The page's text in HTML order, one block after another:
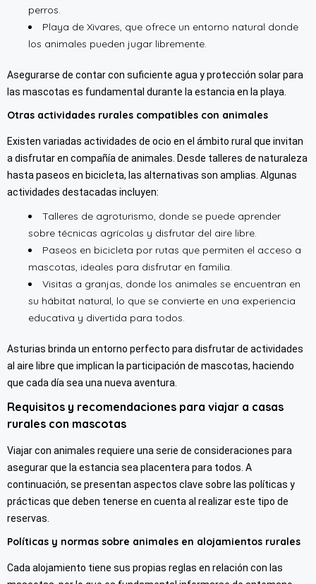
perros.
Playa de Xivares, que ofrece un entorno natural donde
los animales pueden jugar libremente.
Asegurarse de contar con suficiente agua y protección solar para
las mascotas es fundamental durante la estancia en la playa.
Otras actividades rurales compatibles con animales
Existen variadas actividades de ocio en el ámbito rural que invitan
a disfrutar en compañía de animales. Desde talleres de naturaleza
hasta paseos en bicicleta, las alternativas son amplias. Algunas
actividades destacadas incluyen:
Talleres de agroturismo, donde se puede aprender
sobre técnicas agrícolas y disfrutar del aire libre.
Paseos en bicicleta por rutas que permiten el acceso a
mascotas, ideales para disfrutar en familia.
Visitas a granjas, donde los animales se encuentran en
su hábitat natural, lo que se convierte en una experiencia
educativa y divertida para todos.
Asturias brinda un entorno perfecto para disfrutar de actividades
al aire libre que implican la participación de mascotas, haciendo
que cada día sea una nueva aventura.
Requisitos y recomendaciones para viajar a casas
rurales con mascotas
Viajar con animales requiere una serie de consideraciones para
asegurar que la estancia sea placentera para todos. A
continuación, se presentan aspectos clave sobre las políticas y
prácticas que deben tenerse en cuenta al realizar este tipo de
reservas.
Políticas y normas sobre animales en alojamientos rurales
Cada alojamiento tiene sus propias reglas en relación con las